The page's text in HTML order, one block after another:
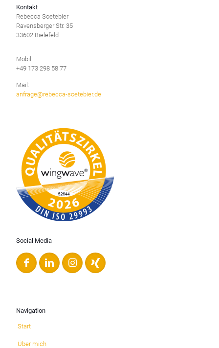
Navigation
Start
Über mich
Social Media
Kontakt
Rebecca Soetebier
Ravensberger Str. 35
33602 Bielefeld
Mobil:
+49 173 298 58 77
Mail:
anfrage@rebecca-soetebier.de